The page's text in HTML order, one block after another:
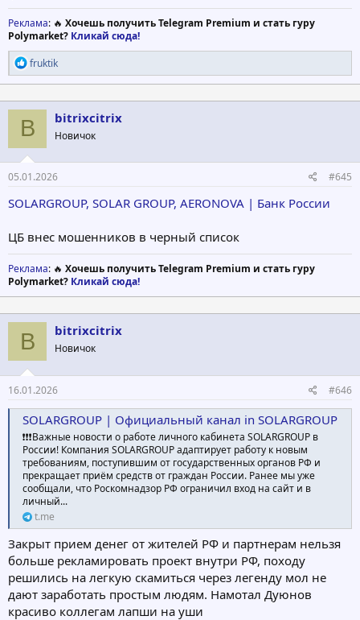
Ну или как надежды тех кто собирался продать доли на некой
внутренней бирже разбились об "зачем это надо, выпустим
акции и продавайте"
Почему перестали постить то новости проекта в формате
содержимого вебинаров?
Реклама: 🔥 Хочешь получить Telegram Premium и стать гуру
Polymarket? Кликай сюда!
Р
е
а
к
ц
и
и
:
fruktik
B bitrixcitrix
Новичок
05.01.2026 #645
SOLARGROUP, SOLAR GROUP, AERONOVA | Банк России
ЦБ внес мошенников в черный список
Реклама: 🔥 Хочешь получить Telegram Premium и стать гуру
Polymarket? Кликай сюда!
B bitrixcitrix
Новичок
16.01.2026 #646
SOLARGROUP | Официальный канал in SOLARGROUP
❗❗❗Важные новости о работе личного кабинета SOLARGROUP в
России! Компания SOLARGROUP адаптирует работу к новым
требованиям, поступившим от государственных органов РФ и
прекращает приём средств от граждан России. Ранее мы уже
сообщали, что Роскомнадзор РФ ограничил вход на сайт и в
личный...
t.me
Закрыт прием денег от жителей РФ и партнерам нельзя
больше рекламировать проект внутри РФ, походу
решились на легкую скамиться через легенду мол не
дают заработать простым людям. Намотал Дуюнов
красиво коллегам лапши на уши